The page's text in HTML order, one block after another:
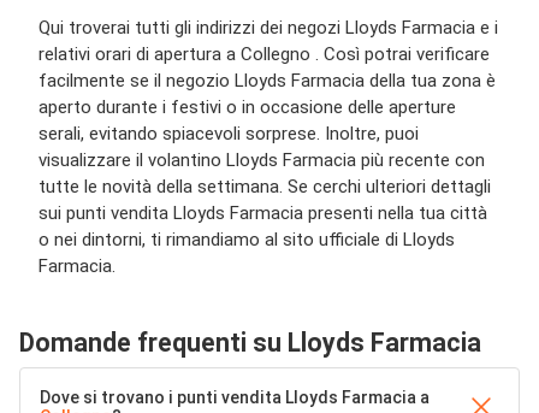
Qui troverai tutti gli indirizzi dei negozi Lloyds Farmacia e i
relativi orari di apertura a Collegno . Così potrai verificare
facilmente se il negozio Lloyds Farmacia della tua zona è
aperto durante i festivi o in occasione delle aperture
serali, evitando spiacevoli sorprese. Inoltre, puoi
visualizzare il volantino Lloyds Farmacia più recente con
tutte le novità della settimana. Se cerchi ulteriori dettagli
sui punti vendita Lloyds Farmacia presenti nella tua città
o nei dintorni, ti rimandiamo al sito ufficiale di Lloyds
Farmacia.
Domande frequenti su Lloyds Farmacia
Dove si trovano i punti vendita Lloyds Farmacia a